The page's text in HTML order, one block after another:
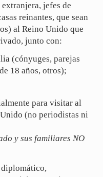
jefes de
reinantes, que sean
al Reino Unido que
junto con:
(cónyuges, parejas
18 años, otros);
para visitar al
(no periodistas ni
y sus familiares NO
diplomático,